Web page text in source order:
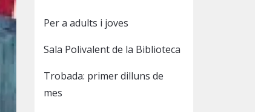
Per a adults i joves
Sala Polivalent de la Biblioteca
Trobada: primer dilluns de
mes